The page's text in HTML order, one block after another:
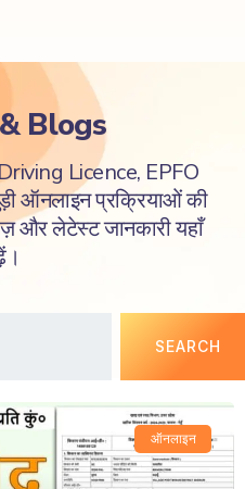
Blogs
Licence, EPFO
ऑनलाइन प्रक्रियाओं की
और लेटेस्ट जानकारी यहाँ
SEARCH
ऑनलाइन